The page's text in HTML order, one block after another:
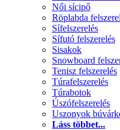
Női sícipő
Röplabda
Sífelszerelés
Sífutó felszerelés
Sisakok
Snowboard
Tenisz felszerelés
Túrafelszerelés
Túrabotok
Úszófelszerelés
Uszonyok
Láss többet...